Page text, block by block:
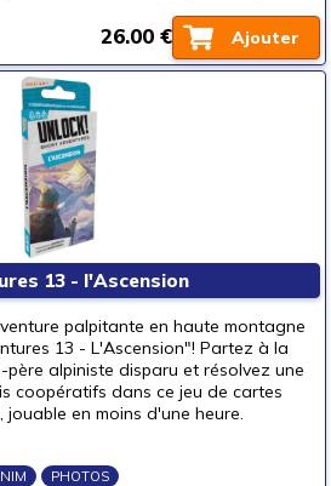
Ajouter
26.00 €
13 - l'Ascension
palpitante en haute montagne
13 - L'Ascension"! Partez à la
alpiniste disparu et résolvez une
coopératifs dans ce jeu de cartes
en moins d'une heure.
PHOTOS